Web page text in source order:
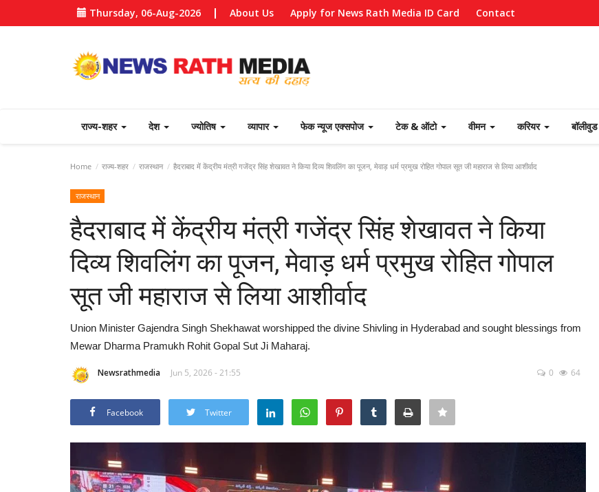
Thursday, 06-Aug-2026 About Us Apply for News Rath Media ID Card Contact
राज्य-शहर देश ज्योतिष व्यापार फेक न्यूज एक्सपोज टेक & ऑटो वीमन करियर बॉलीवुड
Home राज्य-शहर राजस्थान हैदराबाद में केंद्रीय मंत्री गजेंद्र सिंह शेखावत ने किया दिव्य शिवलिंग का पूजन, मेवाड़ धर्म प्रमुख रोहित गोपाल सूत जी महाराज से लिया आशीर्वाद
राजस्थान
हैदराबाद में केंद्रीय मंत्री गजेंद्र सिंह शेखावत ने किया
दिव्य शिवलिंग का पूजन, मेवाड़ धर्म प्रमुख रोहित गोपाल
सूत जी महाराज से लिया आशीर्वाद
Union Minister Gajendra Singh Shekhawat worshipped the divine Shivling in Hyderabad and sought blessings from
Mewar Dharma Pramukh Rohit Gopal Sut Ji Maharaj.
Newsrathmedia Jun 5, 2026 - 21:55 0 64
Facebook Twitter